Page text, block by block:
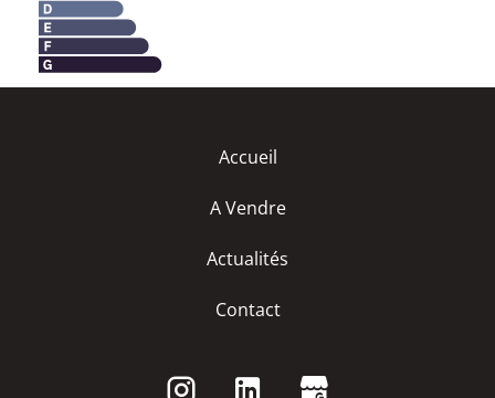
Accueil
A Vendre
Actualités
Contact